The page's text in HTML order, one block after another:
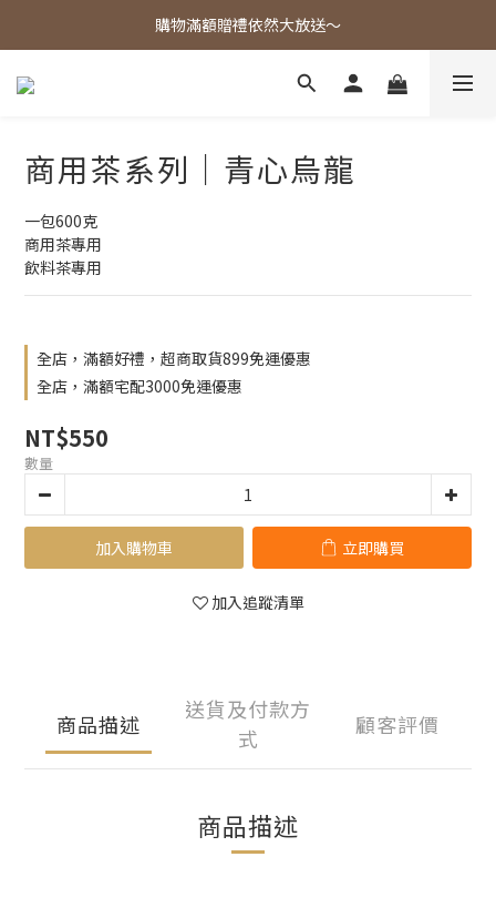
歡迎光臨東大茶莊，各式好茶任君挑選！
購物滿額贈禮依然大放送～
歡迎光臨東大茶莊，各式好茶任君挑選！
商用茶系列｜青心烏龍
一包600克
商用茶專用
飲料茶專用
全店，滿額好禮，超商取貨899免運優惠
全店，滿額宅配3000免運優惠
NT$550
數量
加入購物車 立即購買
加入追蹤清單
商品描述
送貨及付款方
式
顧客評價
商品描述